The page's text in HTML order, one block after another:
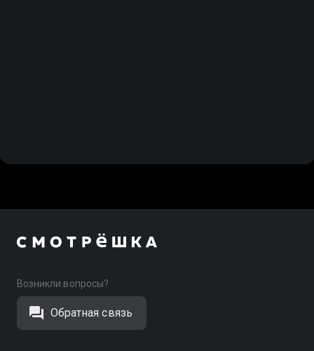
Возникли вопросы?
Обратная связь